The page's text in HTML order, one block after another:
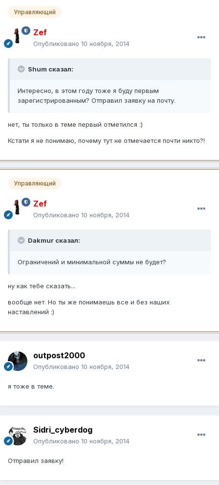
Управляющий
Zef
Опубликовано 10 ноября, 2014
Shum сказал:
Интересно, в этом году тоже я буду первым
зарегистрированным? Отправил заявку на почту.
нет, ты только в теме первый отметился :)
Кстати я не понимаю, почему тут не отмечается почти никто?!
Управляющий
Zef
Опубликовано 10 ноября, 2014
Dakmur сказал:
Ограничений и минимальной суммы не будет?
ну как тебе сказать...
вообще нет. Но ты же понимаешь все и без наших
наставлений :)
outpost2000
Опубликовано 10 ноября, 2014
я тоже в теме.
Sidri_cyberdog
Опубликовано 10 ноября, 2014
Отправил заявку!